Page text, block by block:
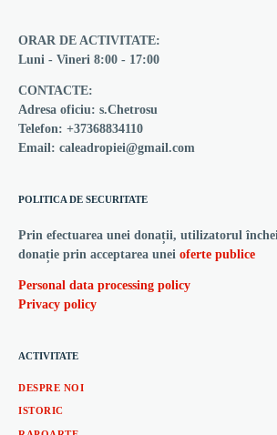
ORAR DE ACTIVITATE:
Luni - Vineri 8:00 - 17:00
CONTACTE:
Adresa oficiu: s.Chetrosu
Telefon: +37368834110
Email: caleadropiei@gmail.com
ACTIVITATE
DESPRE NOI
ISTORIC
POLITICA DE SECURITATE
Prin efectuarea unei donații, utilizatorul
donație prin acceptarea unei oferte publice
Personal data processing policy
Privacy policy